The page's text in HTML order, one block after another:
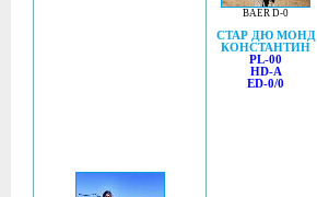
BAER D-0
СТАР ДЮ МОНД
КОНСТАНТИН
PL-00
HD-A
ED-0/0